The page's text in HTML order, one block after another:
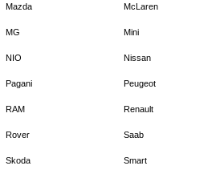
Mazda McLaren
MG Mini
NIO Nissan
Pagani Peugeot
RAM Renault
Rover Saab
Skoda Smart